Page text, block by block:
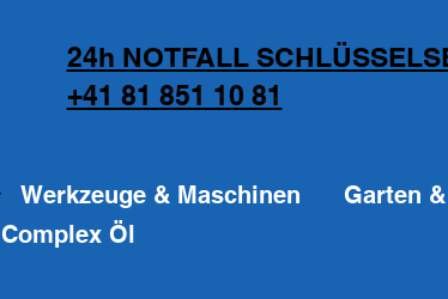
24h NOTFALL
+41 81 851 10 81
Werkzeuge & Maschinen Garten
Complex Öl